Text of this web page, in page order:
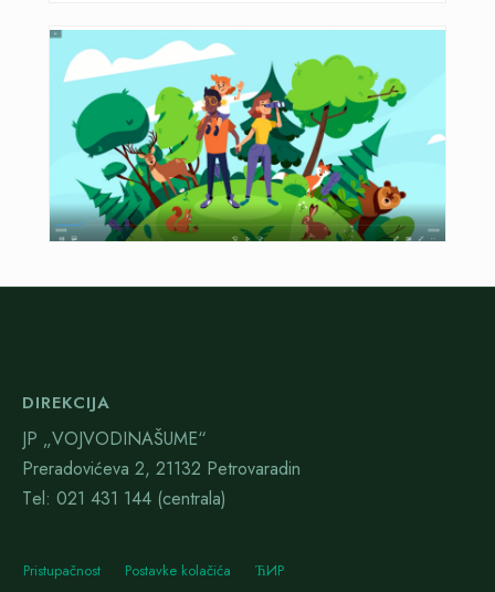
DIREKCIJA
JP „VOJVODINAŠUME“
Preradovićeva 2, 21132 Petrovaradin
Тel: 021 431 144 (centrala)
Pristupačnost Postavke kolačića ЋИР